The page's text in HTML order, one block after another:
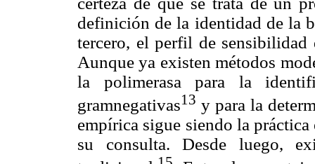
definición de la identidad de la
tercero, el perfil de sensibilidad
Aunque ya existen métodos
la polimerasa para la
gramnegativas13 y para la
empírica sigue siendo la
su consulta. Desde luego,